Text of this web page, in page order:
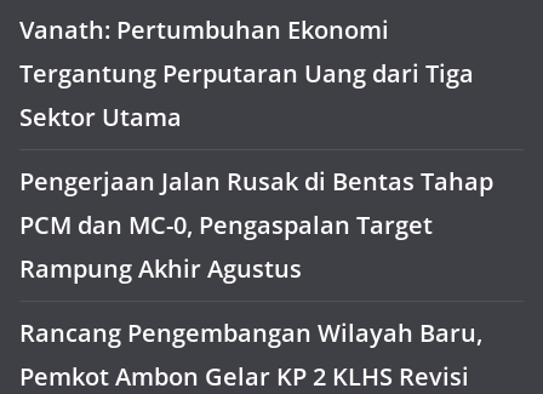
Vanath: Pertumbuhan Ekonomi
Tergantung Perputaran Uang dari Tiga
Sektor Utama
Pengerjaan Jalan Rusak di Bentas Tahap
PCM dan MC-0, Pengaspalan Target
Rampung Akhir Agustus
Rancang Pengembangan Wilayah Baru,
Pemkot Ambon Gelar KP 2 KLHS Revisi